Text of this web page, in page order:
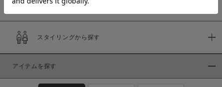
商品タイプ
通常商品
予約商品
スタイリングから探す
アイテムを探す